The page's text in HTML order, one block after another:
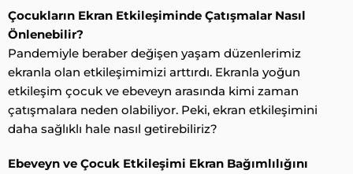
Çocukların Ekran Etkileşiminde Çatışmalar Nasıl
Önlenebilir?
Pandemiyle beraber değişen yaşam düzenlerimiz
ekranla olan etkileşimimizi arttırdı. Ekranla yoğun
etkileşim çocuk ve ebeveyn arasında kimi zaman
çatışmalara neden olabiliyor. Peki, ekran etkileşimini
daha sağlıklı hale nasıl getirebiliriz?
Ebeveyn ve Çocuk Etkileşimi Ekran Bağımlılığını